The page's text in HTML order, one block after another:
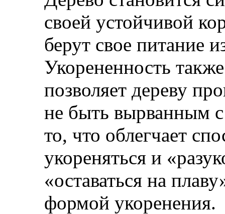
своей устойчивой
берут свое питание
Укорененность
позволяет дереву
не быть вырванным
то, что облегчает
укореняться и
«оставаться на
формой укоренения.